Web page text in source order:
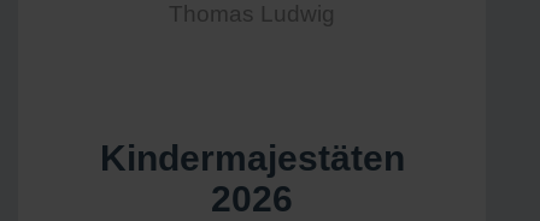
Thomas Ludwig
Kindermajestäten
2026